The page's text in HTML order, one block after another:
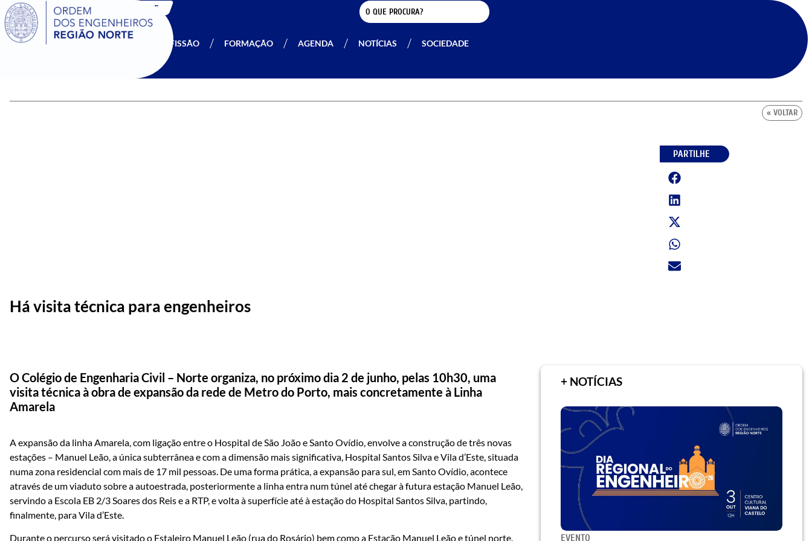
SIGOE
A OERN PROFISSÃO FORMAÇÃO AGENDA NOTÍCIAS SOCIEDADE
« VOLTAR
PARTILHE
Há visita técnica para engenheiros
O Colégio de Engenharia Civil – Norte organiza, no próximo dia 2 de junho, pelas 10h30, uma
visita técnica à obra de expansão da rede de Metro do Porto, mais concretamente à Linha
Amarela
A expansão da linha Amarela, com ligação entre o Hospital de São João e Santo Ovídio, envolve a construção de três novas
estações – Manuel Leão, a única subterrânea e com a dimensão mais significativa, Hospital Santos Silva e Vila d’Este, situada
numa zona residencial com mais de 17 mil pessoas. De uma forma prática, a expansão para sul, em Santo Ovídio, acontece
através de um viaduto sobre a autoestrada, posteriormente a linha entra num túnel até chegar à futura estação Manuel Leão,
servindo a Escola EB 2/3 Soares dos Reis e a RTP, e volta à superfície até à estação do Hospital Santos Silva, partindo,
finalmente, para Vila d’Este.
Durante o percurso será visitado o Estaleiro Manuel Leão (rua do Rosário) bem como a Estação Manuel Leão e túnel norte.
+ NOTÍCIAS
EVENTO